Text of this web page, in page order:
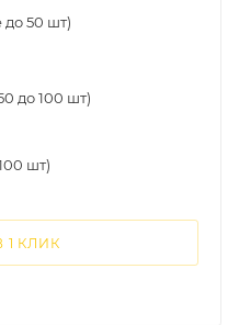
50 шт)
до 100 шт)
шт)
1 КЛИК